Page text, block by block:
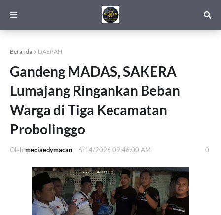
Beranda DAERAH
Gandeng MADAS, SAKERA
Lumajang Ringankan Beban
Warga di Tiga Kecamatan
Probolinggo
Oleh mediaedymacan - 6/14/2026 09:46:00 AM 0